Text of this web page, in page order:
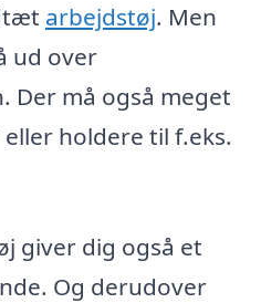
arbejdstøj. Men
ud over
Der må også meget
holdere til f.eks.
giver dig også et
Og derudover